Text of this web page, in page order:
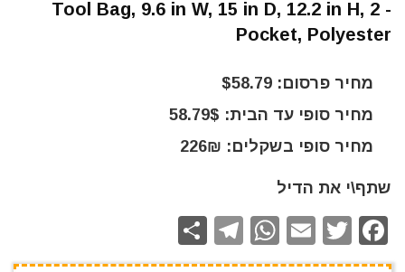
Tool Bag, 9.6 in W, 15 in D, 12.2 in H, 2 -
Pocket, Polyester
מחיר פרסום: $58.79
מחיר סופי עד הבית: 58.79$
מחיר סופי בשקלים: 226₪
שתף\י את הדיל
F
a
T
w
E
m
W
h
T
el
h